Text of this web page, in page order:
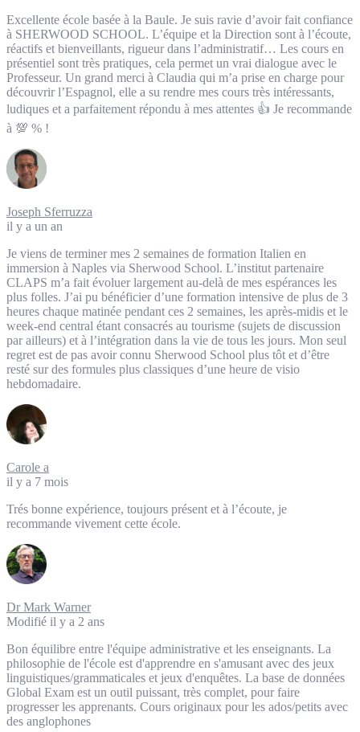
Excellente école basée à la Baule. Je suis ravie d’avoir fait confiance
à SHERWOOD SCHOOL. L’équipe et la Direction sont à l’écoute,
réactifs et bienveillants, rigueur dans l’administratif… Les cours en
présentiel sont très pratiques, cela permet un vrai dialogue avec le
Professeur. Un grand merci à Claudia qui m’a prise en charge pour
découvrir l’Espagnol, elle a su rendre mes cours très intéressants,
ludiques et a parfaitement répondu à mes attentes 👍 Je recommande
à 💯 % !
Joseph Sferruzza
il y a un an
Je viens de terminer mes 2 semaines de formation Italien en
immersion à Naples via Sherwood School. L’institut partenaire
CLAPS m’a fait évoluer largement au-delà de mes espérances les
plus folles. J’ai pu bénéficier d’une formation intensive de plus de 3
heures chaque matinée pendant ces 2 semaines, les après-midis et le
week-end central étant consacrés au tourisme (sujets de discussion
par ailleurs) et à l’intégration dans la vie de tous les jours. Mon seul
regret est de pas avoir connu Sherwood School plus tôt et d’être
resté sur des formules plus classiques d’une heure de visio
hebdomadaire.
Carole a
il y a 7 mois
Trés bonne expérience, toujours présent et à l’écoute, je
recommande vivement cette école.
Dr Mark Warner
Modifié il y a 2 ans
Bon équilibre entre l'équipe administrative et les enseignants. La
philosophie de l'école est d'apprendre en s'amusant avec des jeux
linguistiques/grammaticales et jeux d'enquêtes. La base de données
Global Exam est un outil puissant, très complet, pour faire
progresser les apprenants. Cours originaux pour les ados/petits avec
des anglophones